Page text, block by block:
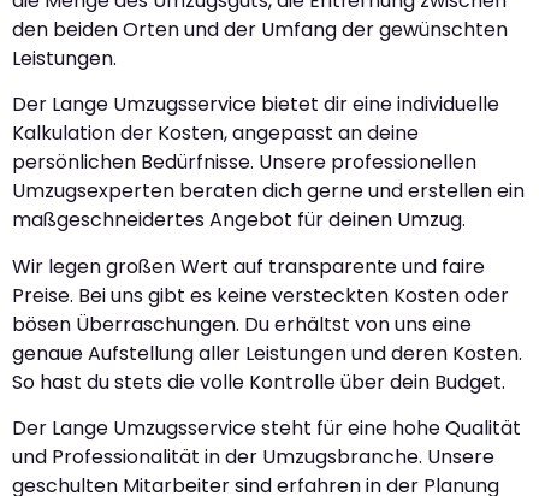
den beiden Orten und der Umfang der gewünschten
Leistungen.
Der Lange Umzugsservice bietet dir eine individuelle
Kalkulation der Kosten, angepasst an deine
persönlichen Bedürfnisse. Unsere professionellen
Umzugsexperten beraten dich gerne und erstellen ein
maßgeschneidertes Angebot für deinen Umzug.
Wir legen großen Wert auf transparente und faire
Preise. Bei uns gibt es keine versteckten Kosten oder
bösen Überraschungen. Du erhältst von uns eine
genaue Aufstellung aller Leistungen und deren Kosten.
So hast du stets die volle Kontrolle über dein Budget.
Der Lange Umzugsservice steht für eine hohe Qualität
und Professionalität in der Umzugsbranche. Unsere
geschulten Mitarbeiter sind erfahren in der Planung